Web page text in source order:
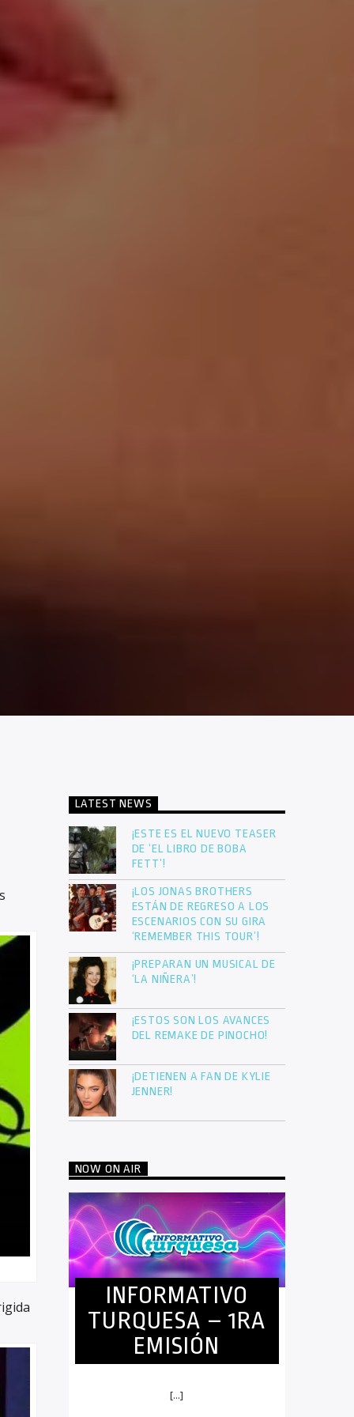
LATEST NEWS
¡ESTE ES EL NUEVO TEASER
DE ‘EL LIBRO DE BOBA
FETT’!
¡LOS JONAS BROTHERS
ESTÁN DE REGRESO A LOS
ESCENARIOS CON SU GIRA
‘REMEMBER THIS TOUR’!
¡PREPARAN UN MUSICAL DE
‘LA NIÑERA’!
¡ESTOS SON LOS AVANCES
DEL REMAKE DE PINOCHO!
¡DETIENEN A FAN DE KYLIE
JENNER!
NOW ON AIR
INFORMATIVO
TURQUESA – 1RA
EMISIÓN
[...]